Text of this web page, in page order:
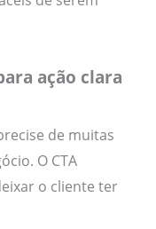
ação clara
de muitas
O CTA
o cliente ter